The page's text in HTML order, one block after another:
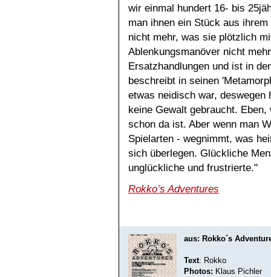
wir einmal hundert 16- bis
man ihnen ein Stück aus
nicht mehr, was sie plötzlich
Ablenkungsmanöver nicht
Ersatzhandlungen und ist in
beschreibt in seinen
etwas neidisch war,
keine Gewalt gebraucht.
schon da ist. Aber wenn man
Spielarten - wegnimmt, was
sich überlegen. Glückliche
unglückliche und frustrierte."
Rokko’s Adventures
aus: Rokko´s
Text: Rokko
Photos: Klaus Pichler